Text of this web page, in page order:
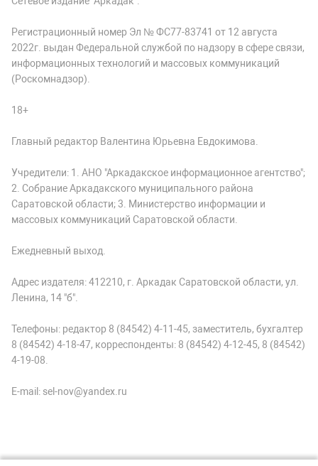
Регистрационный номер Эл № ФС77-83741 от 12 августа
2022г. выдан Федеральной службой по надзору в сфере связи,
информационных технологий и массовых коммуникаций
(Роскомнадзор).
18+
Главный редактор Валентина Юрьевна Евдокимова.
Учредители: 1. АНО "Аркадакское информационное агентство";
2. Собрание Аркадакского муниципального района
Саратовской области; 3. Министерство информации и
массовых коммуникаций Саратовской области.
Ежедневный выход.
Адрес издателя: 412210, г. Аркадак Саратовской области, ул.
Ленина, 14 "б".
Телефоны: редактор 8 (84542) 4-11-45, заместитель, бухгалтер
8 (84542) 4-18-47, корреспонденты: 8 (84542) 4-12-45, 8 (84542)
4-19-08.
E-mail: sel-nov@yandex.ru